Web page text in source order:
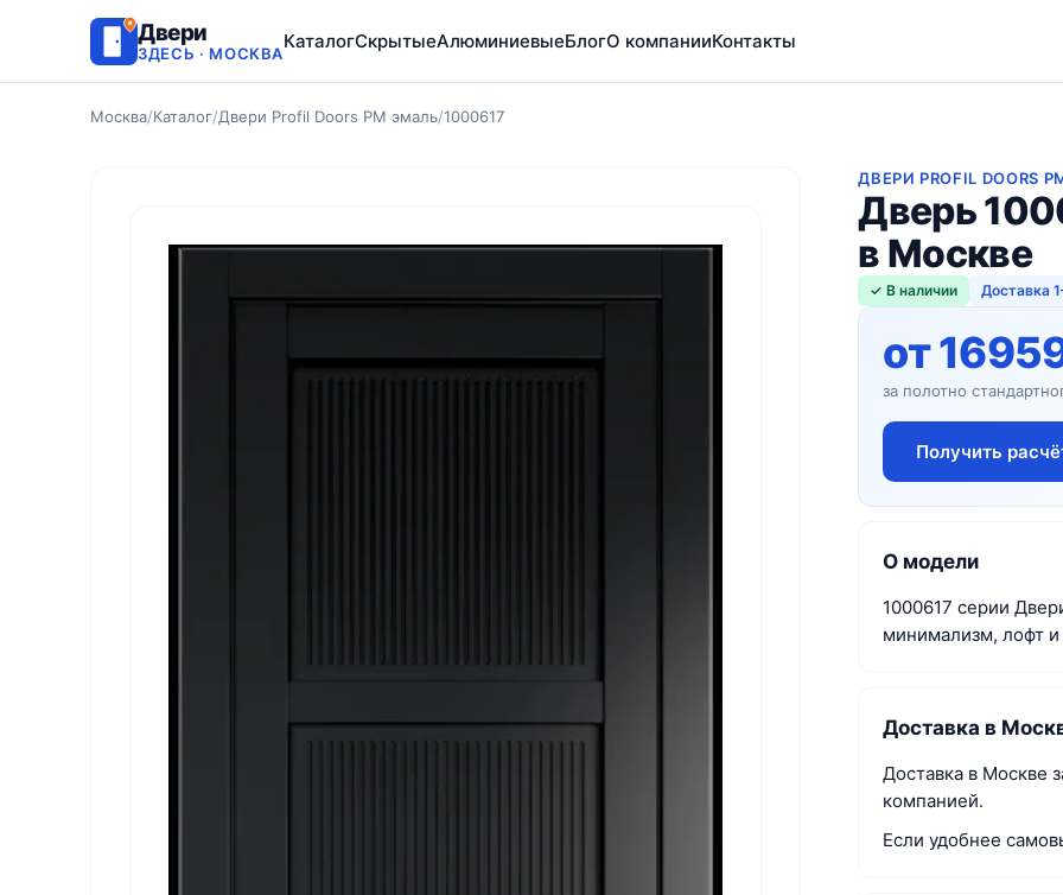
Двери
ЗДЕСЬ · МОСКВА
КаталогСкрытыеАлюминиевыеБлогО компанииКонтакты
Москва/Каталог/Двери Profil Doors PM эмаль/1000617
ДВЕРИ PROFIL DOORS
Дверь
в Москве
✓ В наличии Доставка
от
за полотно
Получить
О модели
1000617 серии
минимализм, лофт
Доставка в
Доставка в Москве
компанией.
Если удобнее